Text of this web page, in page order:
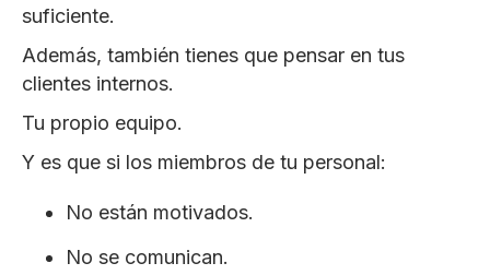
suficiente.
Además, también tienes que pensar en tus
clientes internos.
Tu propio equipo.
Y es que si los miembros de tu personal:
No están motivados.
No se comunican.